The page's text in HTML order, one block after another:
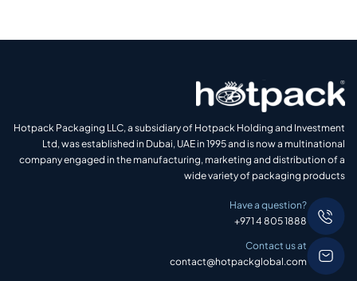
Hotpack Packaging LLC, a subsidiary of Hotpack Holding and Investment
Ltd, was established in Dubai, UAE in 1995 and is now a multinational
company engaged in the manufacturing, marketing and distribution of a
wide variety of packaging products
Have a question?
+971 4 805 1888
Contact us at
contact@hotpackglobal.com